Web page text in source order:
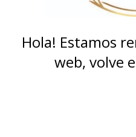
Hola! Estamos
web, volve